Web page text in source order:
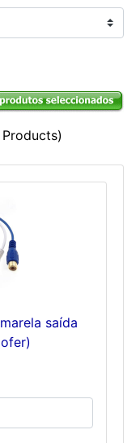
Products)
saída